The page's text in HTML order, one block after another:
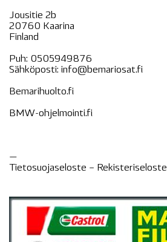
Jousitie 2b
20760 Kaarina
Finland
Puh: 0505949876
Sähköposti: info@bemariosat.fi
Bemarihuolto.fi
BMW-ohjelmointi.fi
—
Tietosuojaseloste – Rekisteriseloste